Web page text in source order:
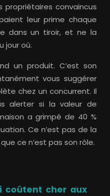
propriétaires convaincus
leur prime chaque
dans un tiroir, et ne la
jour où.
un produit. C’est son
vous suggérer
chez un concurrent. Il
alerter si la valeur de
a grimpé de 40 %
Ce n’est pas de la
ce n’est pas son rôle.
coûtent cher aux